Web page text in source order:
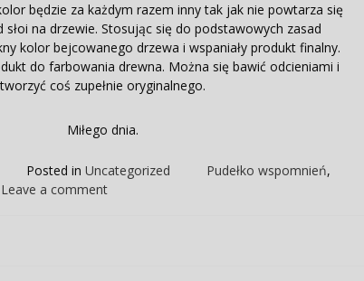
będzie za każdym razem inny tak jak nie powtarza się
słoi na drzewie. Stosując się do podstawowych zasad
kolor bejcowanego drzewa i wspaniały produkt finalny.
do farbowania drewna. Można się bawić odcieniami i
tworzyć coś zupełnie oryginalnego.
Miłego dnia.
Posted in Uncategorized Pudełko wspomnień,
Leave a comment